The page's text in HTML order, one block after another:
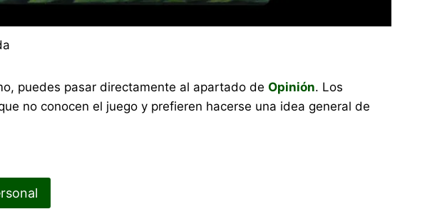
puedes pasar directamente al apartado deOpinión. Los
no conocen el juego y prefieren hacerse una idea general de